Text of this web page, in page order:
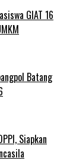
GIAT 16
Batang
Siapkan